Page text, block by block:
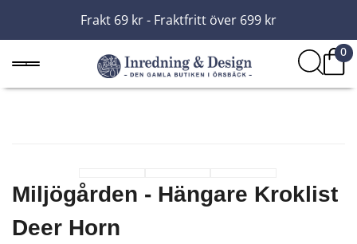
Frakt 69 kr - Fraktfritt över 699 kr
0
Miljögården - Hängare Kroklist
Deer Horn